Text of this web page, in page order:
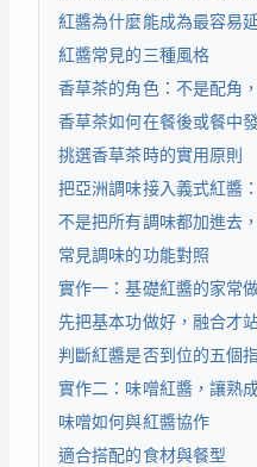
紅醬為什麼能成為最容易
紅醬常見的三種風格
香草茶的角色：不是配角
香草茶如何在餐後或餐中
挑選香草茶時的實用原則
把亞洲調味接入義式紅醬
不是把所有調味都加進去
常見調味的功能對照
實作一：基礎紅醬的家常
先把基本功做好，融合才
判斷紅醬是否到位的五個
實作二：味噌紅醬，讓熟
味噌如何與紅醬協作
適合搭配的食材與餐型